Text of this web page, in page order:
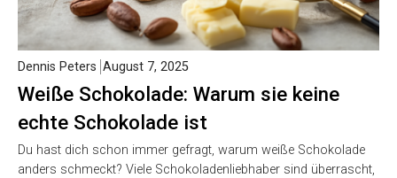
Weiße Schokolade: Warum sie keine
echte Schokolade ist
Dennis Peters August 7, 2025
Du hast dich schon immer gefragt, warum weiße Schokolade
anders schmeckt? Viele Schokoladenliebhaber sind überrascht,